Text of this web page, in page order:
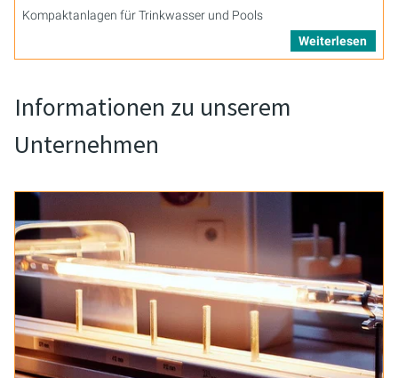
Kompaktanlagen für Trinkwasser und Pools
Weiterlesen
Informationen zu unserem
Unternehmen